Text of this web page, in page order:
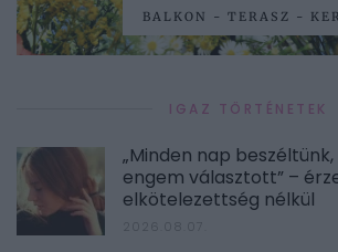
BALKON - TERASZ -
IGAZ TÖRTÉNETEK
„Minden nap
engem választott” –
elkötelezettség nélkül
2026.08.07.